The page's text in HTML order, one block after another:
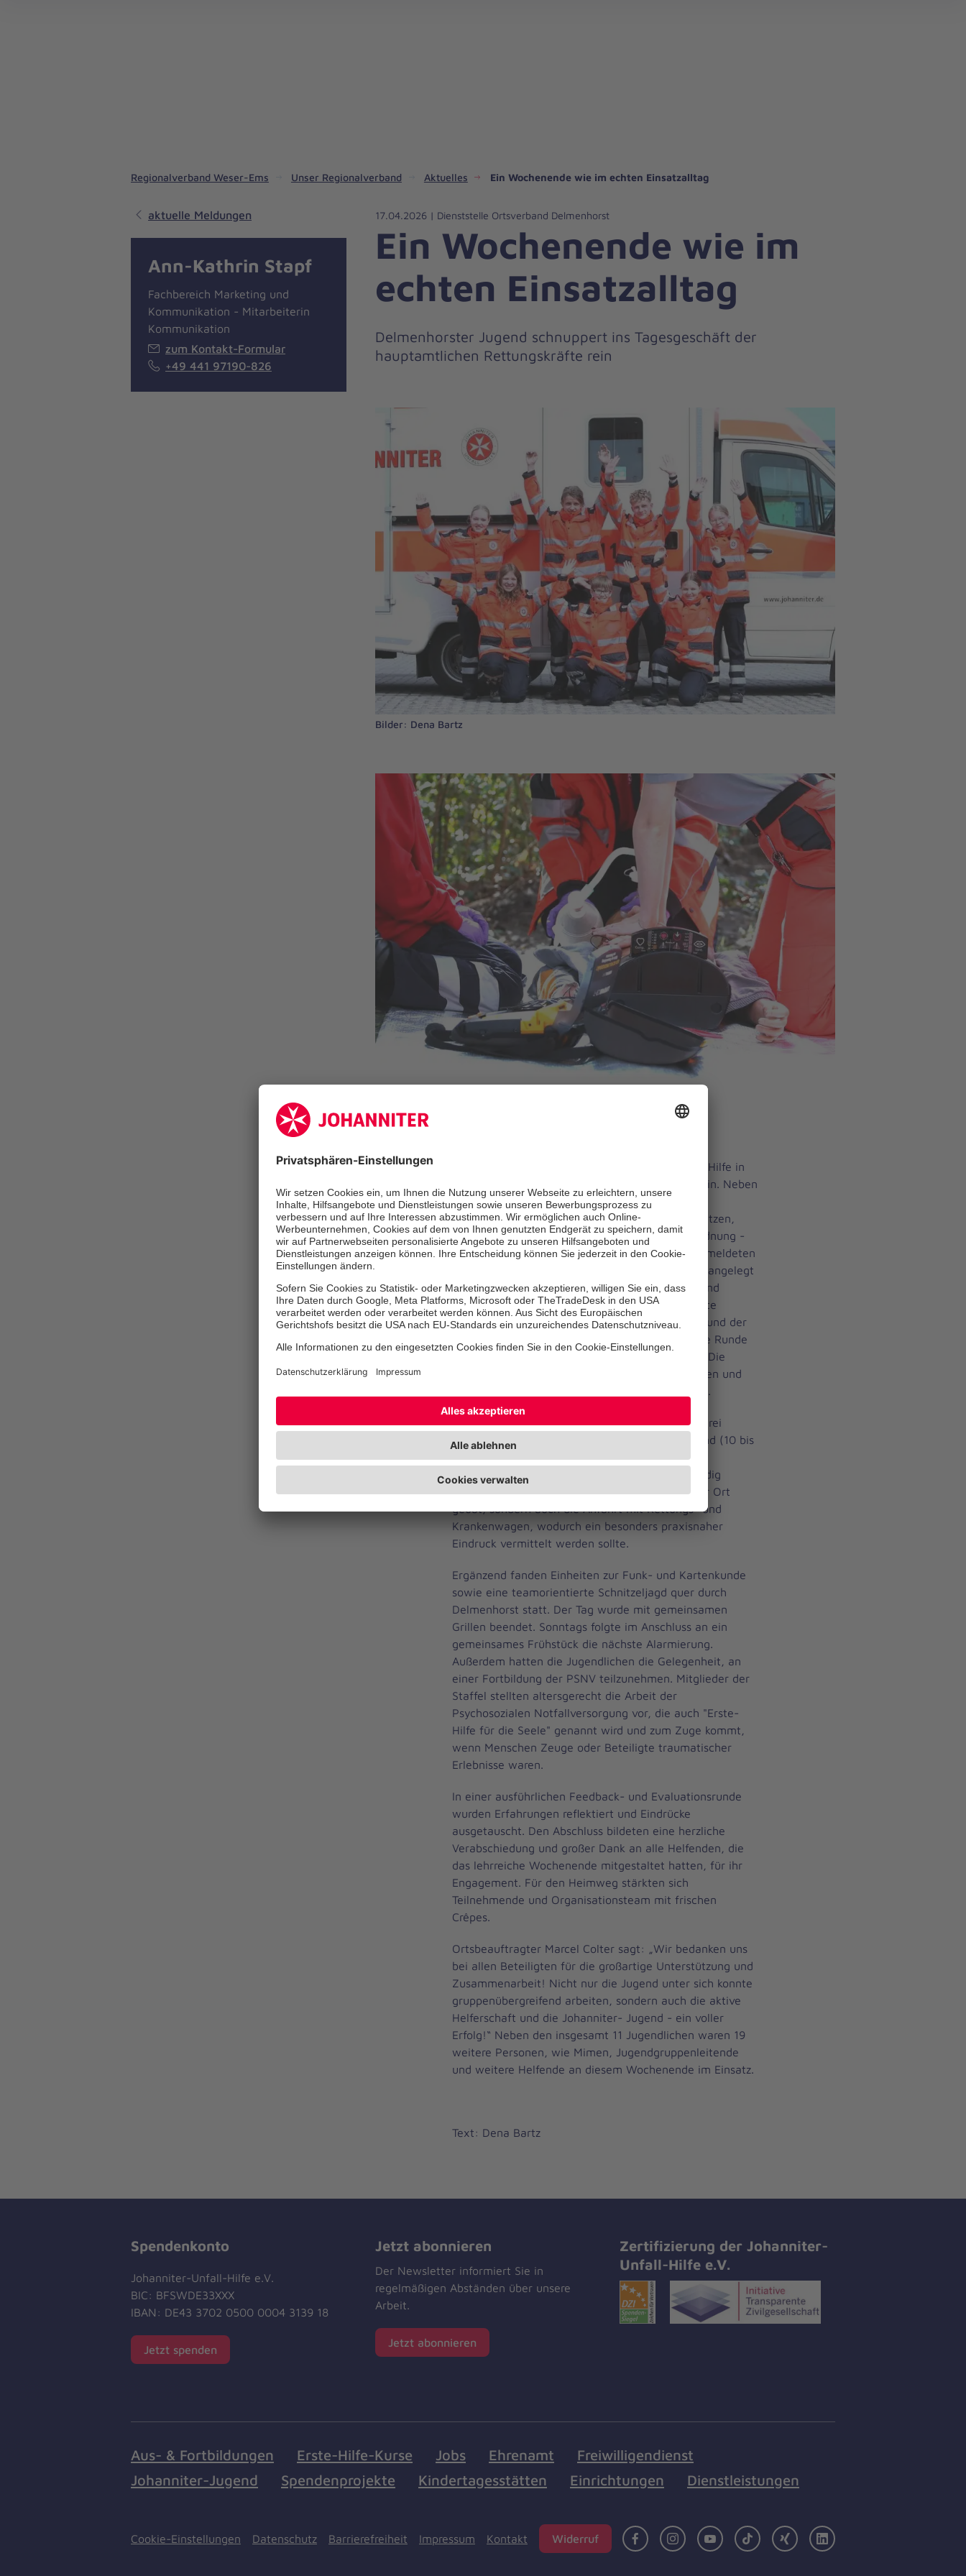
Regionalverband Weser-Ems Unser Regionalverband Aktuelles Ein Wochenende wie im echten Einsatzalltag
17.04.2026 | Dienststelle Ortsverband Delmenhorst
Ein Wochenende wie im
echten Einsatzalltag
Delmenhorster Jugend schnuppert ins Tagesgeschäft der
hauptamtlichen Rettungskräfte rein
Bilder: Dena Bartz
Ortsverband Delmenhorst der Johanniter-Unfall-Hilfe in
den Alltag der hauptamtlichen Rettungskräfte rein. Neben
spannenden Übungseinsätzen mit realistischer
Unfalldarstellung standen auch Aufgaben wie Putzen,
Fahrzeugcheck und Verpflegung auf der Tagesordnung -
genau wie im echten Berufsalltag. Am Samstag meldeten
sich alle zum "Dienst", bevor die Einsatzkleidung angelegt
und die Fahrzeuge überprüft wurden. Anschließend
wurden grundlegende Inhalte wie die strukturierte
Patientenversorgung nach dem ABCDE-Schema und der
SAMPLER-Anamnese wiederholt, eine spannende Runde
Jeopardy gespielt und Taschenkarten ausgeteilt. Die
Karten mit Infos zu Abfrageschemata, Algorithmen und
Technik hatten die Jugendlichen selbst konzipiert.
Es folgten erste Fallbeispiele, unterstützt durch drei
weitere, jüngere Mitglieder der Johanniter-Jugend (10 bis
14 Jahre), die für das Schminken der Mimen, die
sogenannte realistische Unfalldarstellung zuständig
waren. Dabei wurde nicht nur die Versorgung vor Ort
geübt, sondern auch die Anfahrt mit Rettungs- und
Krankenwagen, wodurch ein besonders praxisnaher
Eindruck vermittelt werden sollte.
Ergänzend fanden Einheiten zur Funk- und Kartenkunde
sowie eine teamorientierte Schnitzeljagd quer durch
Delmenhorst statt. Der Tag wurde mit gemeinsamen
Grillen beendet. Sonntags folgte im Anschluss an ein
gemeinsames Frühstück die nächste Alarmierung.
Außerdem hatten die Jugendlichen die Gelegenheit, an
einer Fortbildung der PSNV teilzunehmen. Mitglieder der
Staffel stellten altersgerecht die Arbeit der
Psychosozialen Notfallversorgung vor, die auch "Erste-
Hilfe für die Seele" genannt wird und zum Zuge kommt,
wenn Menschen Zeuge oder Beteiligte traumatischer
Erlebnisse waren.
In einer ausführlichen Feedback- und Evaluationsrunde
wurden Erfahrungen reflektiert und Eindrücke
ausgetauscht. Den Abschluss bildeten eine herzliche
Verabschiedung und großer Dank an alle Helfenden, die
das lehrreiche Wochenende mitgestaltet hatten, für ihr
Engagement. Für den Heimweg stärkten sich
Teilnehmende und Organisationsteam mit frischen
Crêpes.
Ortsbeauftragter Marcel Colter sagt: „Wir bedanken uns
bei allen Beteiligten für die großartige Unterstützung und
Zusammenarbeit! Nicht nur die Jugend unter sich konnte
gruppenübergreifend arbeiten, sondern auch die aktive
Helferschaft und die Johanniter- Jugend - ein voller
Erfolg!“ Neben den insgesamt 11 Jugendlichen waren 19
weitere Personen, wie Mimen, Jugendgruppenleitende
und weitere Helfende an diesem Wochenende im Einsatz.
Text: Dena Bartz
aktuelle Meldungen
Ann-Kathrin Stapf
Fachbereich Marketing und
Kommunikation - Mitarbeiterin
Kommunikation
zum Kontakt-Formular
+49 441 97190-826
Spendenkonto
Johanniter-Unfall-Hilfe e.V.
BIC: BFSWDE33XXX
IBAN: DE43 3702 0500 0004 3139 18
Jetzt spenden
Jetzt abonnieren
Der Newsletter informiert Sie in
regelmäßigen Abständen über unsere
Arbeit.
Jetzt abonnieren
Zertifizierung der Johanniter-
Unfall-Hilfe e.V.
Aus- & Fortbildungen Erste-Hilfe-Kurse Jobs Ehrenamt
Freiwilligendienst
Johanniter-Jugend
Spendenprojekte Kindertagesstätten Einrichtungen Dienstleistungen
FacebookInstagramYoutubeTikTok Xing LinkedIn
Cookie-Einstellungen Datenschutz Barrierefreiheit Impressum Kontakt Widerruf